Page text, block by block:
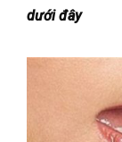
dưới đây